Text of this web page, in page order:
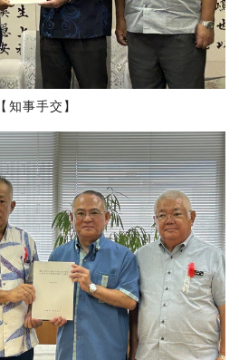
【知事手交】